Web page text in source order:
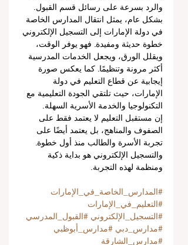
والرد بسرعة على رسائل قسم القبول.
بشكل عام، يمثل انتقال المدارس الخاصة
في دولة الإمارات إلى التسجيل الإلكتروني
خطوة حديثة ومفيدة. فهو يوفر الوقت،
ويقلل الورق، ويجعل الخدمات المدرسية
أكثر مرونة وتنظيمًا. كما يعكس صورة
إيجابية عن قطاع التعليم في دولة
الإمارات، حيث تلتقي الجودة التعليمية مع
التكنولوجيا والخدمة الأسرية السهلة.
إن مستقبل التعليم لا يعتمد فقط على
الصفوف والمناهج، بل يعتمد أيضًا على
تجربة الأسرة والطالب منذ أول خطوة.
والتسجيل الإلكتروني هو بداية ذكية
ومنظمة لهذه التجربة.
#المدارس_الخاصة_في_الإمارات
#التعليم_في_الإمارات
#التسجيل_الإلكتروني #القبول_المدرسي
#مدارس_دبي #مدارس_أبوظبي
#مدارس_الشارقة